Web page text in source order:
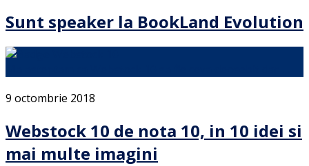
Sunt speaker la BookLand Evolution
9 octombrie 2018
Webstock 10 de nota 10, in 10 idei si
mai multe imagini